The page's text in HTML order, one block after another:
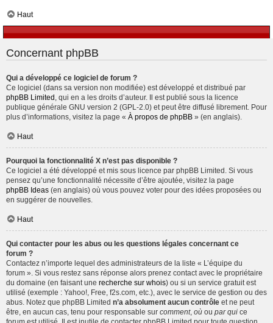
Haut
Concernant phpBB
Qui a développé ce logiciel de forum ?
Ce logiciel (dans sa version non modifiée) est développé et distribué par
phpBB Limited , qui en a les droits d’auteur. Il est publié sous la licence
publique générale GNU version 2 (GPL-2.0) et peut être diffusé librement. Pour
plus d’informations, visitez la page « À propos de phpBB » (en anglais).
Haut
Pourquoi la fonctionnalité X n’est pas disponible ?
Ce logiciel a été développé et mis sous licence par phpBB Limited. Si vous
pensez qu’une fonctionnalité nécessite d’être ajoutée, visitez la page
phpBB Ideas (en anglais) où vous pouvez voter pour des idées proposées ou
en suggérer de nouvelles.
Haut
Qui contacter pour les abus ou les questions légales concernant ce
forum ?
Contactez n’importe lequel des administrateurs de la liste « L’équipe du
forum ». Si vous restez sans réponse alors prenez contact avec le propriétaire
du domaine (en faisant une recherche sur whois) ou si un service gratuit est
utilisé (exemple : Yahoo!, Free, f2s.com, etc.), avec le service de gestion ou des
abus. Notez que phpBB Limited n’a absolument aucun contrôle et ne peut
être, en aucun cas, tenu pour responsable sur comment, où ou par qui ce